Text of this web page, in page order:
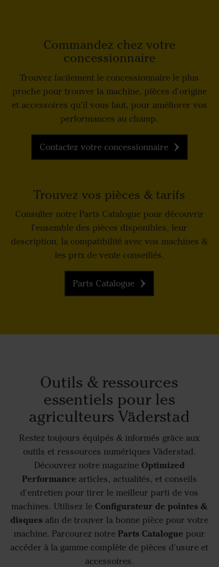
Commandez chez votre
concessionnaire
Trouvez facilement le concessionnaire le plus
proche pour trouver la machine, pièces d'origine
et accessoires qu'il vous faut, pour améliorer vos
performances au champ.
Contactez votre concessionnaire
Trouvez vos pièces & tarifs
Consulter notre Parts Catalogue pour découvrir
l'ensemble des pièces disponibles, leur
description, la compatibilité avec vos machines &
les prix de vente conseillés.
Parts Catalogue
Outils & ressources
essentiels pour les
agriculteurs Väderstad
Restez toujours équipés & informés grâce aux
outils et ressources numériques Väderstad.
Découvrez notre magazine Optimized
Performance articles, actualités, et conseils
d'entretien pour tirer le meilleur parti de vos
machines. Utilisez le Configurateur de pointes &
disques afin de trouver la bonne pièce pour votre
machine. Parcourez notre Parts Catalogue pour
accéder à la gamme complète de pièces d'usure et
accessoires.